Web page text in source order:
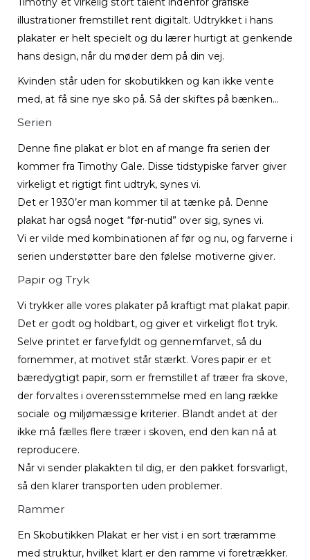
illustrationer fremstillet rent digitalt. Udtrykket i hans
plakater er helt specielt og du lærer hurtigt at genkende
hans design, når du møder dem på din vej.
Kvinden står uden for skobutikken og kan ikke vente
med, at få sine nye sko på. Så der skiftes på bænken…
Serien
Denne fine plakat er blot en af mange fra serien der
kommer fra Timothy Gale. Disse tidstypiske farver giver
virkeligt et rigtigt fint udtryk, synes vi.
Det er 1930’er man kommer til at tænke på. Denne
plakat har også noget “før-nutid” over sig, synes vi.
Vi er vilde med kombinationen af før og nu, og farverne i
serien understøtter bare den følelse motiverne giver.
Papir og Tryk
Vi trykker alle vores plakater på kraftigt mat plakat papir.
Det er godt og holdbart, og giver et virkeligt flot tryk.
Selve printet er farvefyldt og gennemfarvet, så du
fornemmer, at motivet står stærkt. Vores papir er et
bæredygtigt papir, som er fremstillet af træer fra skove,
der forvaltes i overensstemmelse med en lang række
sociale og miljømæssige kriterier. Blandt andet at der
ikke må fælles flere træer i skoven, end den kan nå at
reproducere.
Når vi sender plakakten til dig, er den pakket forsvarligt,
så den klarer transporten uden problemer.
Rammer
En Skobutikken Plakat er her vist i en sort træramme
med struktur, hvilket klart er den ramme vi foretrækker.